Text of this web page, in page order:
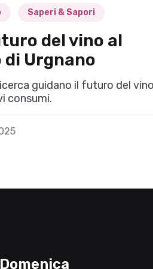
Saperi & Sapori
del vino al
Urgnano
guidano il futuro del vino
consumi.